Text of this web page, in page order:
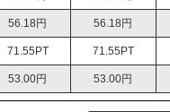
56.18円 56.18円
71.55PT 71.55PT
53.00円 53.00円